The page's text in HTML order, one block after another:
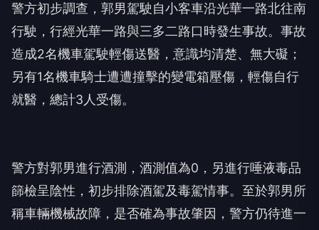
警方初步調查，郭男駕駛自小客車沿光華一路北往南
行駛，行經光華一路與三多二路口時發生事故。事故
造成2名機車駕駛輕傷送醫，意識均清楚、無大礙；
另有1名機車騎士遭遭撞擊的變電箱壓傷，輕傷自行
就醫，總計3人受傷。
警方對郭男進行酒測，酒測值為0，另進行唾液毒品
篩檢呈陰性，初步排除酒駕及毒駕情事。至於郭男所
稱車輛機械故障，是否確為事故肇因，警方仍待進一